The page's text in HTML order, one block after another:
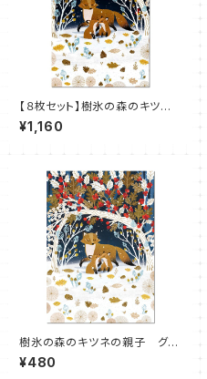
【８枚セット】樹氷の森のキツネ
の親子 ミニ グリーティングカ
ード◆クリスマス、冬のご挨拶
¥1,160
樹氷の森のキツネの親子 グリ
ーティングカード◆クリスマス、
冬のご挨拶
¥480